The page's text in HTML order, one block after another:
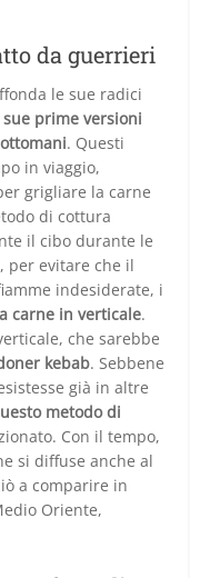
da guerrieri
le sue radici
sue prime versioni
. Questi
in viaggio,
grigliare la carne
di cottura
il cibo durante le
per evitare che il
indesiderate, i
carne in verticale.
che sarebbe
kebab. Sebbene
già in altre
metodo di
Con il tempo,
si diffuse anche al
a comparire in
Oriente,